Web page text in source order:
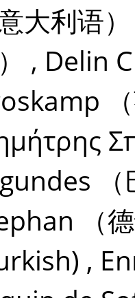
意大利语）
, Delin
（
,